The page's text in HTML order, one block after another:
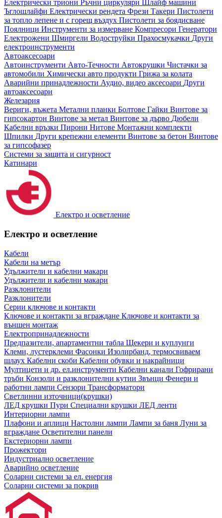
Електрически триони Ръчни циркуляри
Шлайф машини
Ъглошлайфи Електрически рендета Фрези Такери Пистолети
за топло лепене и с горещ въздух Пистолети за боядисване
Поялници Инструменти за измерване Компресори Генератори
Електрожени Шмиргели Водоструйки Прахосмукачки Други
електроинструменти
Автоаксесоари
Автоинструменти Авто-Течности Автокрушки Чистачки за
автомобили Химически авто продукти Грижа за колата
Аварийни принадлежности Аудио, видео аксесоари Други
автоаксесоари
Железария
Вериги, въжета Метални планки Болтове Гайки Винтове за
гипсокартон Винтове за метал Винтове за дърво Дюбели
Кабелни връзки Пирони Нитове Монтажни комплекти
Шпилки Други крепежни елементи Винтове за бетон Винтове
за гипсофазер
Системи за защита и сигурност
Катинари
Електро и осветление
Електро и осветление
Кабели
Кабели на метър
Удължители и кабелни макари
Удължители и кабелни макари
Разклонители
Разклонители
Серии ключове и контакти
Ключове и контакти за вграждане Ключове и контакти за
външен монтаж
Електропринадлежности
Предпазители, апартаментни табла Щекери и куплунги
Клеми, лустерклеми Фасонки Изолирбанд, термосвиваем
шлаух Кабелни скоби Кабелни обувки и накрайници
Мултицети и др. ел.инструменти Кабелни канали Гофрирани
тръби Конзоли и разклонителни кутии Звънци Фенери и
работни лампи Сензори Трансформатори
Светлинни източници(крушки)
ЛЕД крушки Пури Специални крушки ЛЕД ленти
Интериорни лампи
Плафони и аплици Настолни лампи Лампи за баня Луни за
вграждане Осветителни панели
Екстериорни лампи
Прожектори
Индустриално осветление
Аварийно осветление
Соларни системи за ел. енергия
Соларни системи за покрив